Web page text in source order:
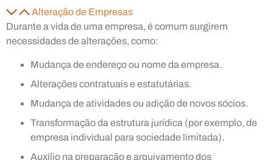
Alteração de Empresas
Durante a vida de uma empresa, é comum surgirem
necessidades de alterações, como:
Mudança de endereço ou nome da empresa.
Alterações contratuais e estatutárias.
Mudança de atividades ou adição de novos sócios.
Transformação da estrutura jurídica (por exemplo, de
empresa individual para sociedade limitada).
Auxílio na preparação e arquivamento dos